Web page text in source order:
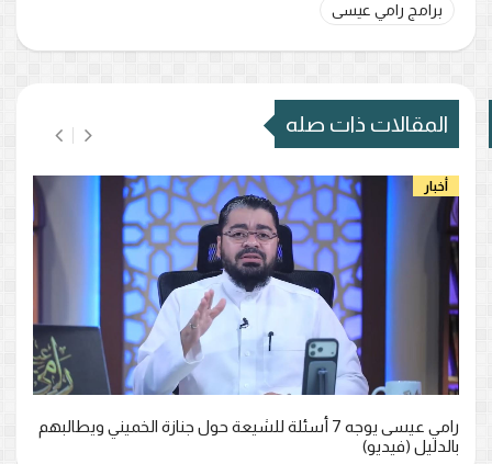
برامج رامي عيسى
المقالات ذات صله
أخبار
الفتوحات والمشاهد والمصادر المعتمدة.. كيف دحض الدكتور
رامي عيسى مزاعم افتقار عمر بن الخطاب للشجاعة؟ (فيديو)